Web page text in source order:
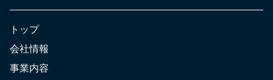
トップ
会社情報
事業内容